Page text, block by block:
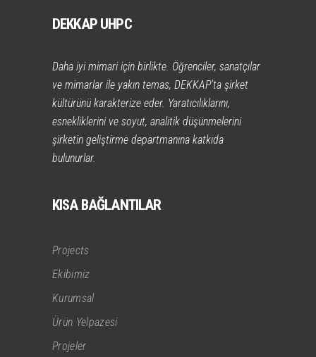
DEKKAP UHPC
Daha iyi mimari için birlikte. Öğrenciler, sanatçılar
ve mimarlar ile yakın temas, DEKKAP’ta şirket
kültürünü karakterize eder. Yaratıcılıklarını,
esnekliklerini ve soyut, analitik düşünmelerini
şirketin geliştirme departmanına katkıda
bulunurlar.
KISA BAĞLANTILAR
Projects
Ekibimiz
Kurumsal
Ürün Yelpazesi
Projeler